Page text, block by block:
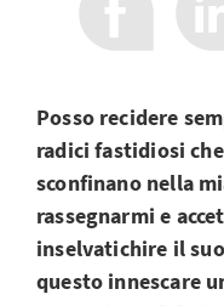
Posso recidere
radici fastidiosi
sconfinano nella
rassegnarmi e
inselvatichire il
questo innescare